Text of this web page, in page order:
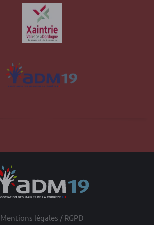
Mentions légales / RGPD